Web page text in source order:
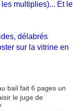
multiplies)... Et le
délabrés
sur la vitrine en
bail fait 6 pages un
le juge de